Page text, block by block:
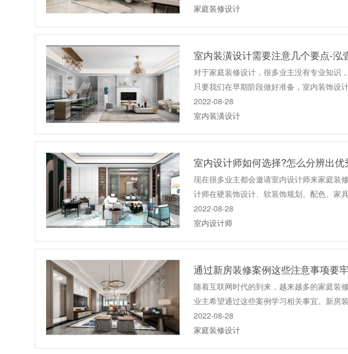
家庭装修设计
室内装潢设计需要注意几个要点-泓
对于家庭装修设计，很多业主没有专业知识
只要我们在早期阶段做好准备，室内装饰
2022-08-28
室内装潢设计
室内设计师如何选择?怎么分辨出
现在很多业主都会邀请室内设计师来家庭装
计师在硬装饰设计、软装饰规划、配色、家
2022-08-28
室内设计师
通过新房装修案例这些注意事项要
随着互联网时代的到来，越来越多的家庭装
业主希望通过这些案例学习相关事宜。新房
2022-08-28
家庭装修设计